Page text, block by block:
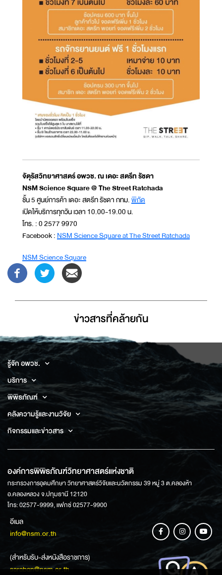
จัตุรัสวิทยาศาสตร์ อพวช. ณ เดอะ สตรีท รัชดา
NSM Science Square @ The Street Ratchada
ชั้น 5 ศูนย์การค้า เดอะ สตรีท รัชดา กทม.พิกัด
เปิดให้บริการทุกวัน เวลา 10.00-19.00 น.
โทร. : 0 2577 9970
Facebook : NSM Science Square at The Street Ratchada
NSM Science Square
ข่าวสารที่่คล้ายกัน
รู้จัก อพวช.
บริการ
พิพิธภัณฑ์
คลังความรู้และงานวิจัย
กิจกรรมและข่าวสาร
องค์การพิพิธภัณฑ์วิทยาศาสตร์แห่งชาติ
กระทรวงการอุดมศึกษา วิทยาศาสตร์วิจัยและนวัตกรรม 39 หมู่ 3 ต.คลองห้า
อ.คลองหลวง จ.ปทุมธานี 12120
โทร: 02577-9999, แฟกซ์ 02577-9900
อีเมล
info@nsm.or.th
(สำหรับรับ-ส่งหนังสือราชการ)
saraban@nsm.or.th